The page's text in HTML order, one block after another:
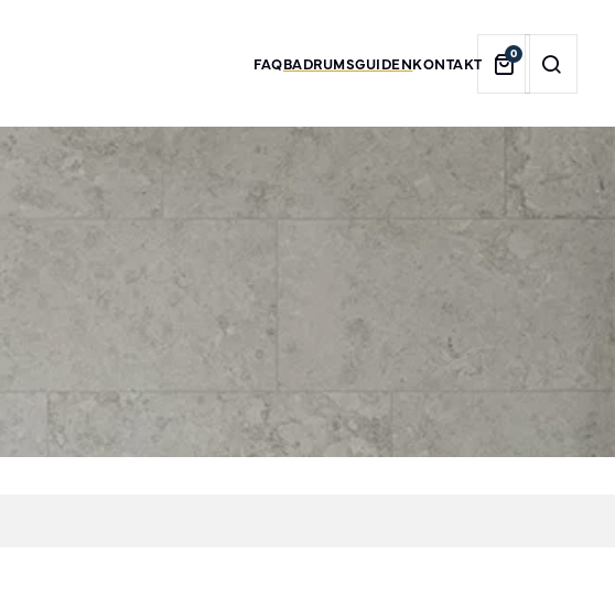
FAQBADRUMSGUIDENKONTAKT
0